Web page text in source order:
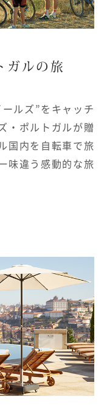
ガルの旅
ルズ”をキャッチ
・ポルトガルが贈
国内を自転車で旅
味違う感動的な旅